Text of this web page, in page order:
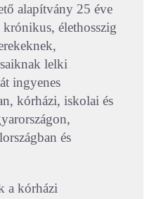
alapítvány 25 éve
élethosszig
lelki
ingyenes
kórházi, iskolai és
és
a kórházi